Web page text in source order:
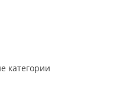
категории